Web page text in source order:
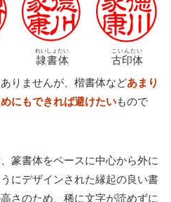
隷書体
れいしょたい
古印体
こいんたい
りませんが、楷書体などあまり
にもできれば避けたいもので
篆書体をベースに中心から外に
にデザインされた縁起の良い書
さのため、稀に文字が読めずに